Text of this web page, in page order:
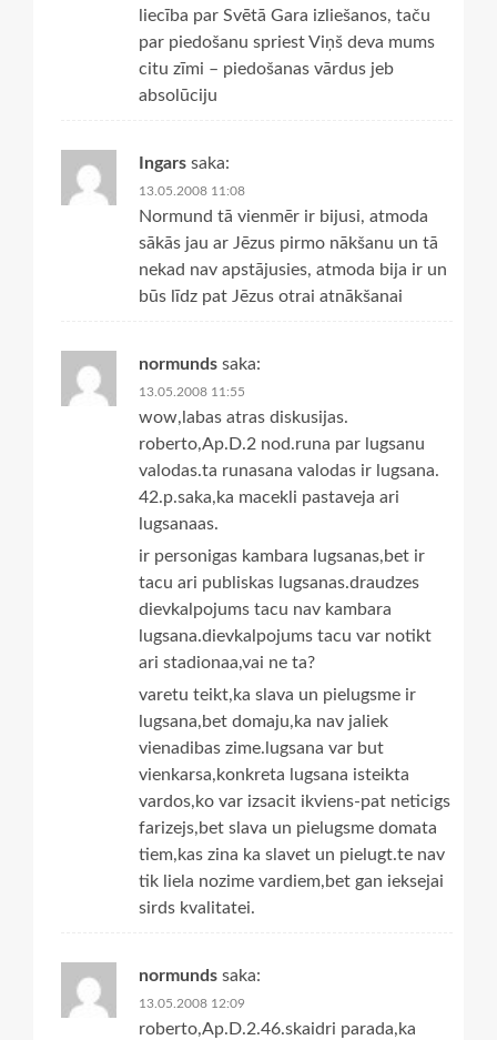
liecība par Svētā Gara izliešanos, taču
par piedošanu spriest Viņš deva mums
citu zīmi – piedošanas vārdus jeb
absolūciju
Ingars saka:
13.05.2008 11:08
Normund tā vienmēr ir bijusi, atmoda
sākās jau ar Jēzus pirmo nākšanu un tā
nekad nav apstājusies, atmoda bija ir un
būs līdz pat Jēzus otrai atnākšanai
normunds saka:
13.05.2008 11:55
wow,labas atras diskusijas.
roberto,Ap.D.2 nod.runa par lugsanu
valodas.ta runasana valodas ir lugsana.
42.p.saka,ka macekli pastaveja ari
lugsanaas.
ir personigas kambara lugsanas,bet ir
tacu ari publiskas lugsanas.draudzes
dievkalpojums tacu nav kambara
lugsana.dievkalpojums tacu var notikt
ari stadionaa,vai ne ta?
varetu teikt,ka slava un pielugsme ir
lugsana,bet domaju,ka nav jaliek
vienadibas zime.lugsana var but
vienkarsa,konkreta lugsana isteikta
vardos,ko var izsacit ikviens-pat neticigs
farizejs,bet slava un pielugsme domata
tiem,kas zina ka slavet un pielugt.te nav
tik liela nozime vardiem,bet gan ieksejai
sirds kvalitatei.
normunds saka:
13.05.2008 12:09
roberto,Ap.D.2.46.skaidri parada,ka